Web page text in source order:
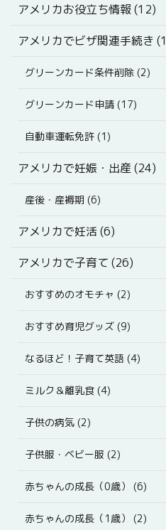
アメリカお役立ち情報 (12)
アメリカでビザ関連手続き
グリーンカード条件削除 (2)
グリーンカード申請 (17)
自動車運転免許 (1)
アメリカで妊娠・出産 (24)
産後・産褥期 (6)
アメリカで妊活 (6)
アメリカで子育て (26)
おすすめのオモチャ (2)
おすすめ育児グッズ (9)
なるほど！子育て英語 (4)
ミルク＆離乳食 (4)
子供の病気 (2)
子供服・ベビー服 (2)
赤ちゃんの成長（0歳） (6)
赤ちゃんの成長（1歳） (2)